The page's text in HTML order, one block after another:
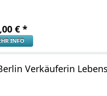
€ *
INFO
Verkäuferin